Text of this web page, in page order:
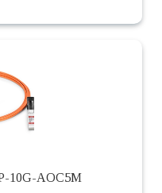
10G-AOC5M